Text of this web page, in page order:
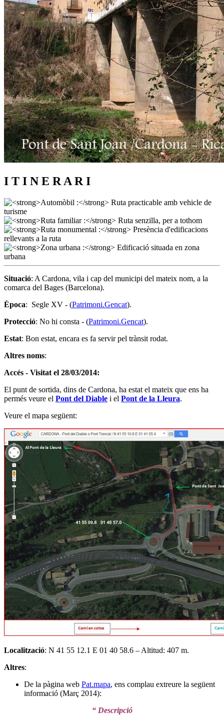
I T I N E R A R I
Situació: A Cardona, vila i cap del municipi del mateix nom, a la
comarca del Bages (Barcelona).
Època: Segle XV - (Patrimoni.Gencat).
Protecció: No hi consta - (Patrimoni.Gencat).
Estat: Bon estat, encara es fa servir pel trànsit rodat.
Altres noms:
Accés - Visitat el 28/03/2014:
El punt de sortida, dins de Cardona, ha estat el mateix que ens ha
permés veure el Pont del Diable i el Pont de la Lleura.
Veure el mapa següent:
Localització: N 41 55 12.1 E 01 40 58.6 – Altitud: 407 m.
Altres:
De la pàgina web Pat.mapa, ens complau extreure la següent
informació (Març 2014):
“ Descripció